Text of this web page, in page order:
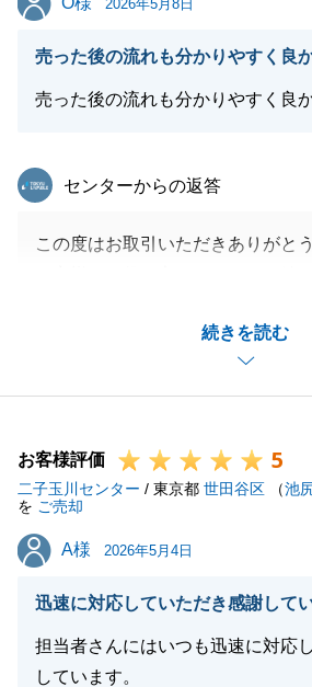
です。
相談がございましたら、いつでも
い。
閉じる
2026年5月8日
売った後の流れも分かりやすく良
売った後の流れも分かりやすく良
続きを読む
東急リバブル
センターからの返答
この度はお取引いただきありがと
また売買でお手伝いできます機会
非お声がけくださいませ。
閉じる
お客様評価 5
二子玉川センター / 東京都 世田谷区 （池
を ご売却
A様
A様 2026年5月4日
迅速に対応していただき感謝して
担当者さんにはいつも迅速に対応
しています。